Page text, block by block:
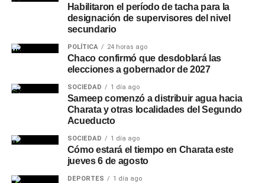
Habilitaron el período de tacha para la
designación de supervisores del nivel
secundario
POLÍTICA 24 horas ago
Chaco confirmó que desdoblará las
elecciones a gobernador de 2027
SOCIEDAD 1 día ago
Sameep comenzó a distribuir agua hacia
Charata y otras localidades del Segundo
Acueducto
SOCIEDAD 1 día ago
Cómo estará el tiempo en Charata este
jueves 6 de agosto
DEPORTES 1 día ago